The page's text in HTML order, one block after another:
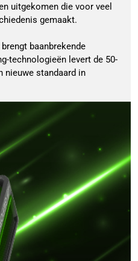
uitgekomen die voor veel
gemaakt.
baanbrekende
technologieën levert de 50-
nieuwe standaard in